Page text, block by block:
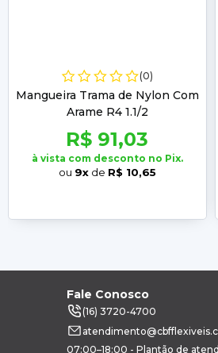
(0)
Mangueira Trama de Nylon Com
Arame R4 1.1/2
R$ 91,03
à vista com desconto no Pix.
ou 9xde R$ 10,65
Fale Conosco
(16) 3720-4700
07:00–18:00 - Plantão de